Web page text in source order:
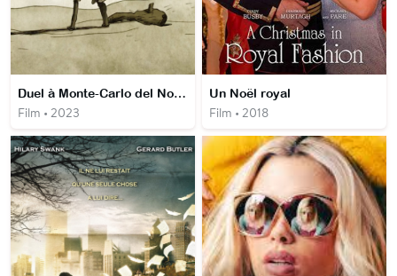
Duel à Monte-Carlo del Norte
Film • 2023
Un Noël royal
Film • 2018